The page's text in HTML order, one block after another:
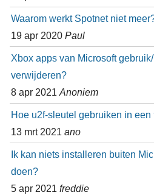
Waarom werkt Spotnet niet
19 apr 2020 Paul
Xbox apps van Microsoft
verwijderen?
8 apr 2021 Anoniem
Hoe u2f-sleutel gebruiken in
13 mrt 2021 ano
Ik kan niets installeren buiten
doen?
5 apr 2021 freddie